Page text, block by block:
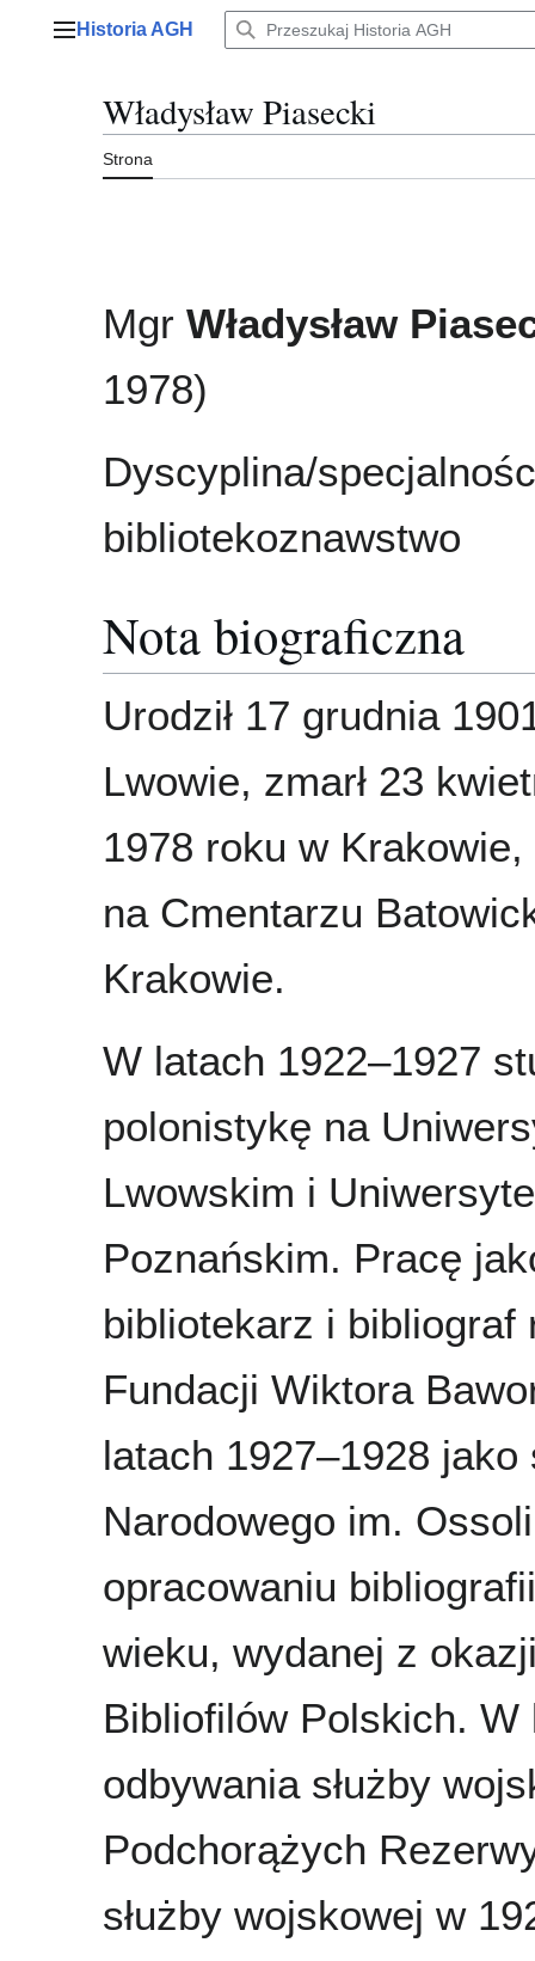
Menu główne
Historia AGH
Władysław Piasecki
Strona
Mgr Władysław
1978)
Dyscyplina/
bibliotekoznawstwo
Nota biograficzna
Urodził 17 grudnia
Lwowie, zmarł 23
1978 roku w
na Cmentarzu
Krakowie.
W latach 1922–1927
polonistykę na
Lwowskim i
Poznańskim. Pracę
bibliotekarz i bibliograf
Fundacji Wiktora
latach 1927–1928 jako
Narodowego im.
opracowaniu
wieku, wydanej z
Bibliofilów Polskich.
odbywania służby
Podchorążych
służby wojskowej w